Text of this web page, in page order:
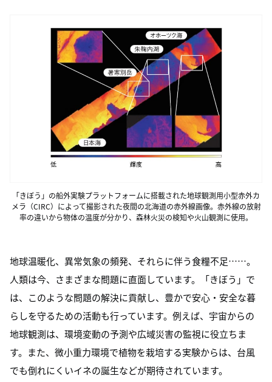
「きぼう」の船外実験プラットフォームに搭載された地球観測用小型赤外カ
メラ（CIRC）によって撮影された夜間の北海道の赤外線画像。赤外線の放射
率の違いから物体の温度が分かり、森林火災の検知や火山観測に使用。
地球温暖化、異常気象の頻発、それらに伴う食糧不足……。
人類は今、さまざまな問題に直面しています。「きぼう」で
は、このような問題の解決に貢献し、豊かで安心・安全な暮
らしを守るための活動も行っています。例えば、宇宙からの
地球観測は、環境変動の予測や広域災害の監視に役立ちま
す。また、微小重力環境で植物を栽培する実験からは、台風
でも倒れにくいイネの誕生などが期待されています。